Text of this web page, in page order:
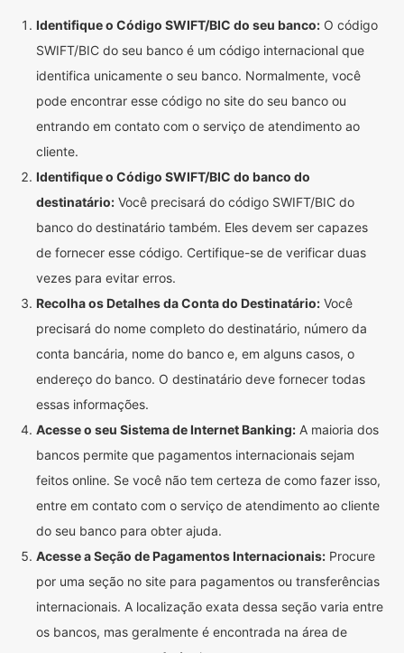
Identifique o Código SWIFT/BIC do seu banco: O código
SWIFT/BIC do seu banco é um código internacional que
identifica unicamente o seu banco. Normalmente, você
pode encontrar esse código no site do seu banco ou
entrando em contato com o serviço de atendimento ao
cliente.
Identifique o Código SWIFT/BIC do banco do
destinatário: Você precisará do código SWIFT/BIC do
banco do destinatário também. Eles devem ser capazes
de fornecer esse código. Certifique-se de verificar duas
vezes para evitar erros.
Recolha os Detalhes da Conta do Destinatário: Você
precisará do nome completo do destinatário, número da
conta bancária, nome do banco e, em alguns casos, o
endereço do banco. O destinatário deve fornecer todas
essas informações.
Acesse o seu Sistema de Internet Banking: A maioria dos
bancos permite que pagamentos internacionais sejam
feitos online. Se você não tem certeza de como fazer isso,
entre em contato com o serviço de atendimento ao cliente
do seu banco para obter ajuda.
Acesse a Seção de Pagamentos Internacionais: Procure
por uma seção no site para pagamentos ou transferências
internacionais. A localização exata dessa seção varia entre
os bancos, mas geralmente é encontrada na área de